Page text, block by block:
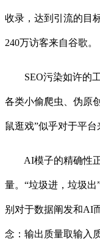
收录，达到引流的目
240万访客来自谷歌。
SEO污染如许的工
各类小偷爬虫、伪原
鼠逛戏”似乎对于平台
AI模子的精确性正
量。“垃圾进，垃圾
别对于数据阐发和AI
念：输出质量取输入